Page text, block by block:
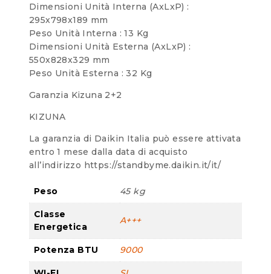
Dimensioni Unità Interna (AxLxP) :
295x798x189 mm
Peso Unità Interna : 13 Kg
Dimensioni Unità Esterna (AxLxP) :
550x828x329 mm
Peso Unità Esterna : 32 Kg
Garanzia Kizuna 2+2
KIZUNA
La garanzia di Daikin Italia può essere attivata
entro 1 mese dalla data di acquisto
all’indirizzo https://standbyme.daikin.it/it/
Peso 45 kg
Classe
Energetica
A+++
Potenza BTU 9000